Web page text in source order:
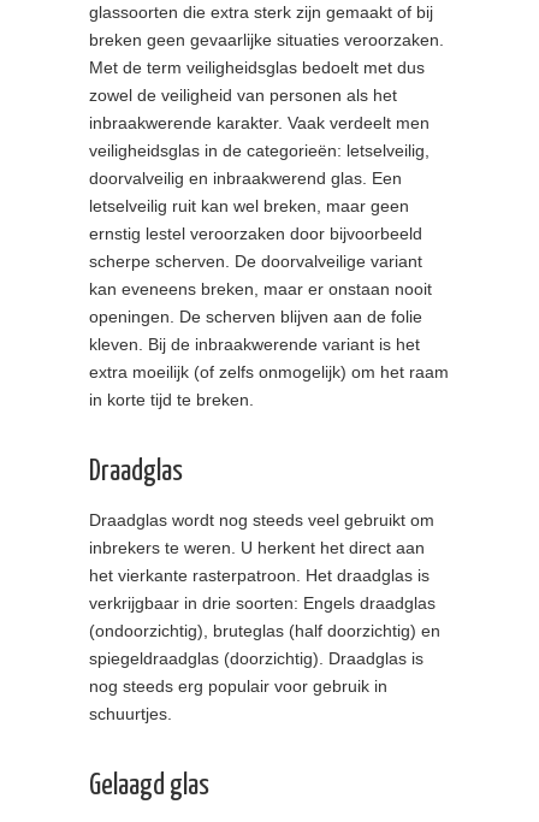
glassoorten die extra sterk zijn gemaakt of bij
breken geen gevaarlijke situaties veroorzaken.
Met de term veiligheidsglas bedoelt met dus
zowel de veiligheid van personen als het
inbraakwerende karakter. Vaak verdeelt men
veiligheidsglas in de categorieën: letselveilig,
doorvalveilig en inbraakwerend glas. Een
letselveilig ruit kan wel breken, maar geen
ernstig lestel veroorzaken door bijvoorbeeld
scherpe scherven. De doorvalveilige variant
kan eveneens breken, maar er onstaan nooit
openingen. De scherven blijven aan de folie
kleven. Bij de inbraakwerende variant is het
extra moeilijk (of zelfs onmogelijk) om het raam
in korte tijd te breken.
Draadglas
Draadglas wordt nog steeds veel gebruikt om
inbrekers te weren. U herkent het direct aan
het vierkante rasterpatroon. Het draadglas is
verkrijgbaar in drie soorten: Engels draadglas
(ondoorzichtig), bruteglas (half doorzichtig) en
spiegeldraadglas (doorzichtig). Draadglas is
nog steeds erg populair voor gebruik in
schuurtjes.
Gelaagd glas